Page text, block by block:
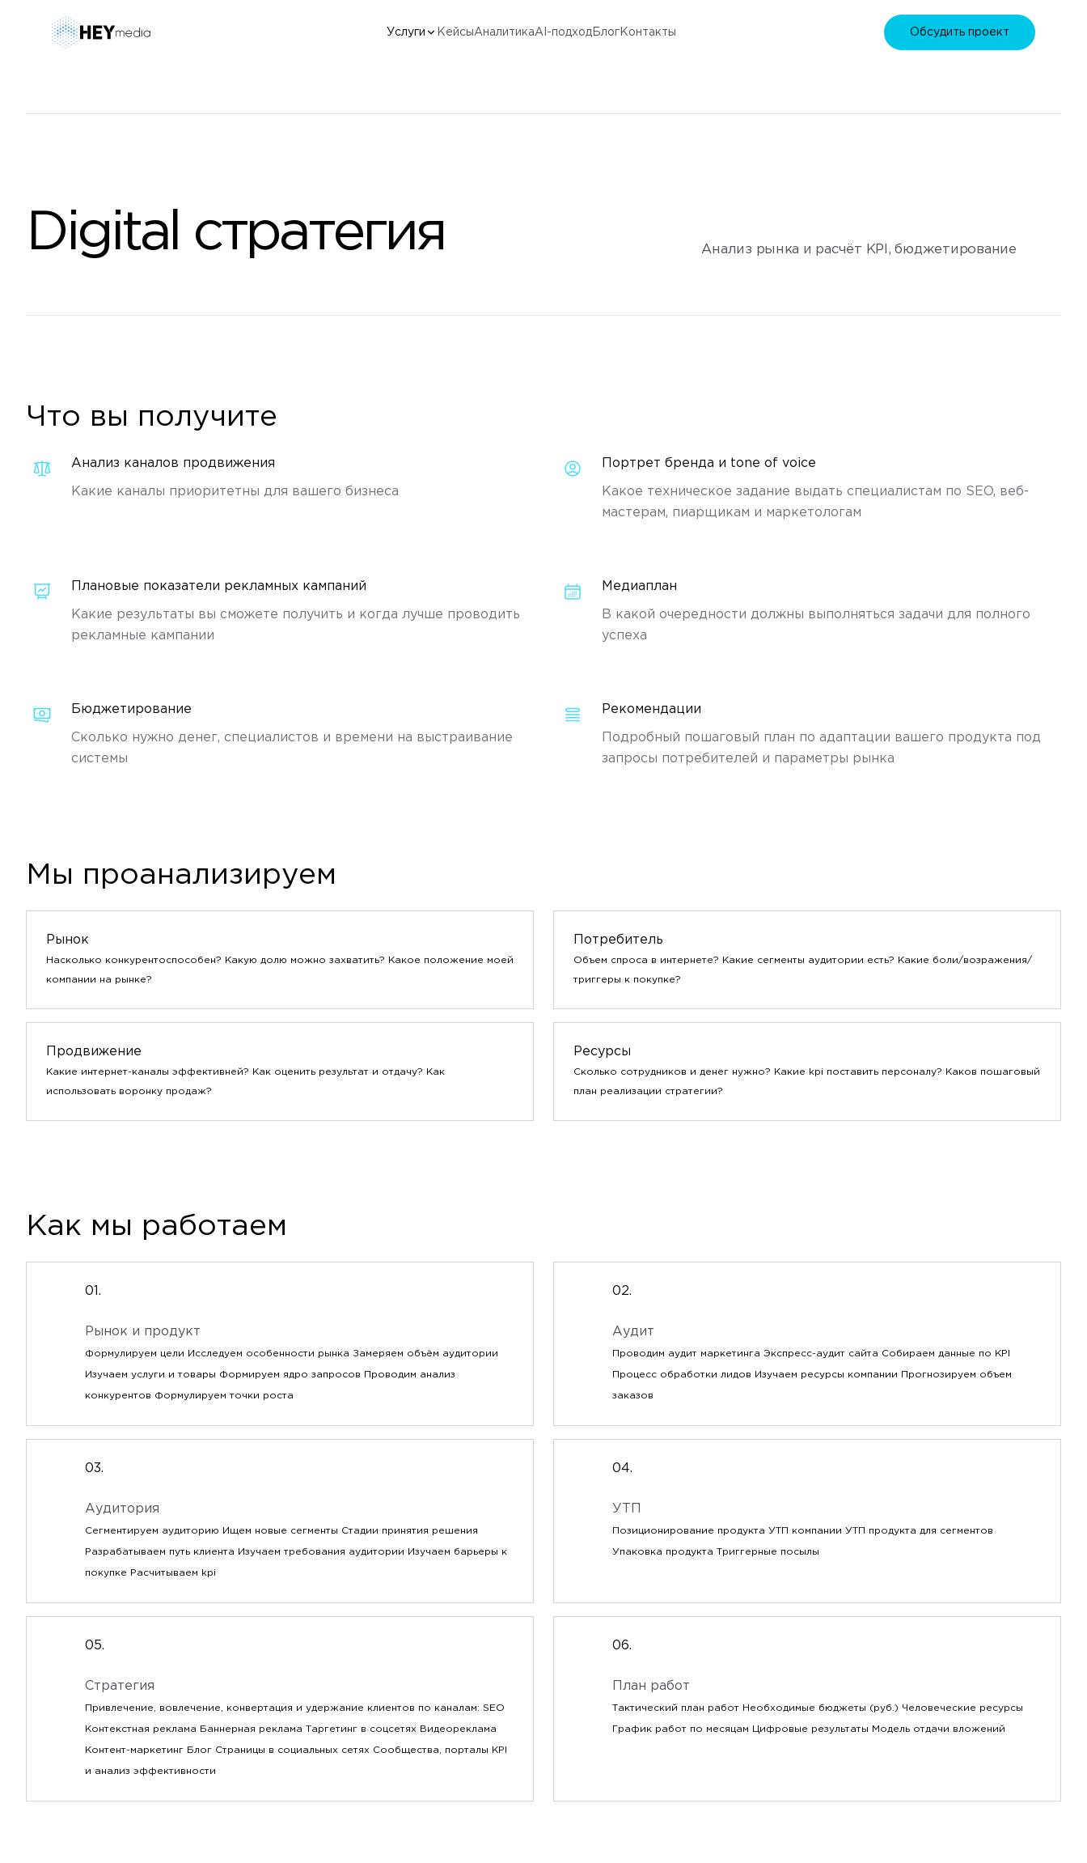
Услуги КейсыАналитикаAI-подход БлогКонтакты Обсудить проект
Digital стратегия Анализ рынка и расчёт KPI, бюджетирование
Что вы получите
Анализ каналов продвижения
Какие каналы приоритетны для вашего бизнеса
Портрет бренда и tone of voice
Какое техническое задание выдать специалистам по SEO, веб-
мастерам, пиарщикам и маркетологам
Плановые показатели рекламных кампаний
Какие результаты вы сможете получить и когда лучше проводить
рекламные кампании
Медиаплан
В какой очередности должны выполняться задачи для полного
успеха
Бюджетирование
Сколько нужно денег, специалистов и времени на выстраивание
системы
Рекомендации
Подробный пошаговый план по адаптации вашего продукта под
запросы потребителей и параметры рынка
Мы проанализируем
Рынок
Насколько конкурентоспособен? Какую долю можно захватить? Какое положение моей
компании на рынке?
Потребитель
Объем спроса в интернете? Какие сегменты аудитории есть? Какие боли/возражения/
триггеры к покупке?
Продвижение
Какие интернет-каналы эффективней? Как оценить результат и отдачу? Как
использовать воронку продаж?
Ресурсы
Сколько сотрудников и денег нужно? Какие kpi поставить персоналу? Каков пошаговый
план реализации стратегии?
Как мы работаем
Рынок и продукт
Формулируем цели Исследуем особенности рынка Замеряем объём аудитории
Изучаем услуги и товары Формируем ядро запросов Проводим анализ
конкурентов Формулируем точки роста
Аудит
Проводим аудит маркетинга Экспресс-аудит сайта Собираем данные по KPI
Процесс обработки лидов Изучаем ресурсы компании Прогнозируем объем
заказов
Аудитория
Сегментируем аудиторию Ищем новые сегменты Стадии принятия решения
Разрабатываем путь клиента Изучаем требования аудитории Изучаем барьеры к
покупке Расчитываем kpi
УТП
Позиционирование продукта УТП компании УТП продукта для сегментов
Упаковка продукта Триггерные посылы
Стратегия
Привлечение, вовлечение, конвертация и удержание клиентов по каналам: SEO
Контекстная реклама Баннерная реклама Таргетинг в соцсетях Видеореклама
Контент-маркетинг Блог Страницы в социальных сетях Сообщества, порталы KPI
и анализ эффективности
План работ
Тактический план работ Необходимые бюджеты (руб.) Человеческие ресурсы
График работ по месяцам Цифровые результаты Модель отдачи вложений